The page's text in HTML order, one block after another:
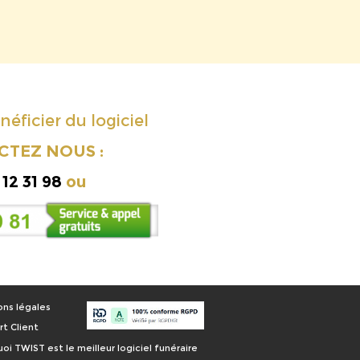
du logiciel
NOUS :
31 98 ou
légales
Client
TWIST est le meilleur logiciel funéraire